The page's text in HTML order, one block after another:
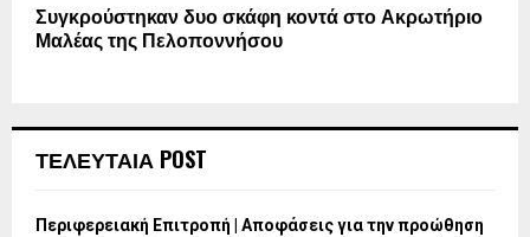
Συγκρούστηκαν δυο σκάφη κοντά στο Ακρωτήριο
Μαλέας της Πελοποννήσου
ΤΕΛΕΥΤΑΙΑ POST
Περιφερειακή Επιτροπή | Αποφάσεις για την προώθηση